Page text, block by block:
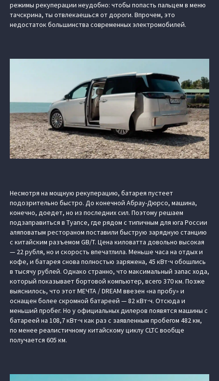
режимы рекуперации неудобно: чтобы попасть пальцем в меню
тачскрина, ты отвлекаешься от дороги. Впрочем, это
недостаток большинства современных электромобилей.
Несмотря на мощную рекуперацию, батарея пустеет
подозрительно быстро. До конечной Абрау-Дюрсо, машина,
конечно, доедет, но из последних сил. Поэтому решаем
подзаправиться в Туапсе, где рядом с типичным для юга России
аляповатым рестораном поставили быструю зарядную станцию
с китайским разъемом GB/T. Цена киловатта довольно высокая
— 22 рубля, но и скорость впечатлила. Меньше часа на отдых и
кофе, и батарея снова полностью заряжена, 45 кВт⋅ч обошлись
в тысячу рублей. Однако странно, что максимальный запас хода,
который показывает бортовой компьютер, всего 370 км. Позже
выяснилось, что этот МЕЧТА / DREAM ввезен «на пробу» и
оснащен более скромной батареей — 82 кВт⋅ч. Отсюда и
меньший пробег. Но у официальных дилеров появятся машины с
батареей на 108,7 кВт⋅ч как раз с заявленным пробегом 482 км,
по менее реалистичному китайскому циклу CLTC вообще
получается 605 км.